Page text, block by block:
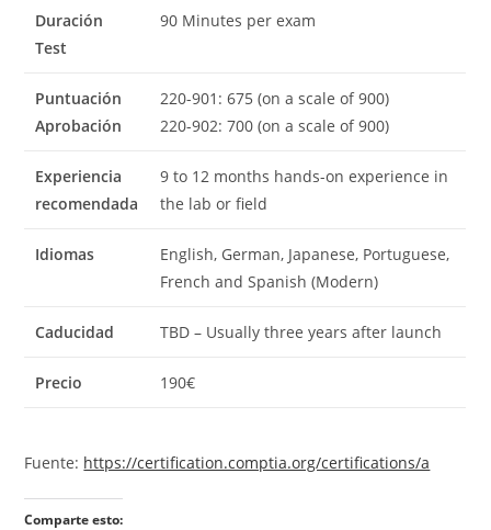
Duración
Test
90 Minutes per exam
Puntuación
Aprobación
220-901: 675 (on a scale of 900)
220-902: 700 (on a scale of 900)
Experiencia
recomendada
9 to 12 months hands-on experience in
the lab or field
Idiomas
English, German, Japanese, Portuguese,
French and Spanish (Modern)
Caducidad TBD – Usually three years after launch
Precio 190€
Fuente: https://certification.comptia.org/certifications/a
Comparte esto: